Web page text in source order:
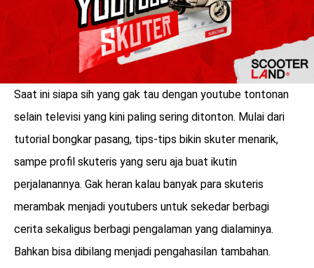
benefit
menarik
Saat ini siapa sih yang gak tau dengan youtube tontonan
selain televisi yang kini paling sering ditonton. Mulai dari
tutorial bongkar pasang, tips-tips bikin skuter menarik,
sampe profil skuteris yang seru aja buat ikutin
perjalanannya. Gak heran kalau banyak para skuteris
merambak menjadi youtubers untuk sekedar berbagi
cerita sekaligus berbagi pengalaman yang dialaminya.
Bahkan bisa dibilang menjadi pengahasilan tambahan.